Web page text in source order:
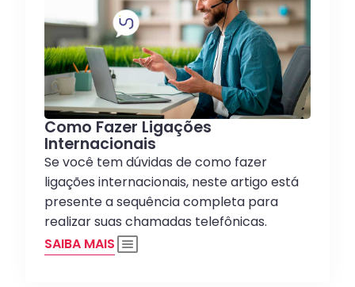
Como Fazer Ligações
Internacionais
Se você tem dúvidas de como fazer
ligações internacionais, neste artigo está
presente a sequência completa para
realizar suas chamadas telefônicas.
SAIBA MAIS